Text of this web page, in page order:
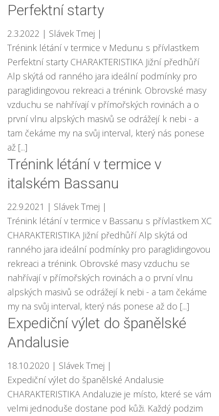
Perfektní starty
2.3.2022 | Slávek Tmej |
Trénink létání v termice v Medunu s přívlastkem
Perfektní starty CHARAKTERISTIKA Jižní předhůří
Alp skýtá od ranného jara ideální podmínky pro
paraglidingovou rekreaci a trénink. Obrovské masy
vzduchu se nahřívají v přímořských rovinách a o
první vlnu alpských masivů se odrážejí k nebi - a
tam čekáme my na svůj interval, který nás ponese
až [...]
Trénink létání v termice v
italském Bassanu
22.9.2021 | Slávek Tmej |
Trénink létání v termice v Bassanu s přívlastkem XC
CHARAKTERISTIKA Jižní předhůří Alp skýtá od
ranného jara ideální podmínky pro paraglidingovou
rekreaci a trénink. Obrovské masy vzduchu se
nahřívají v přímořských rovinách a o první vlnu
alpských masivů se odrážejí k nebi - a tam čekáme
my na svůj interval, který nás ponese až do [...]
Expediční výlet do španělské
Andalusie
18.10.2020 | Slávek Tmej |
Expediční výlet do španělské Andalusie
CHARAKTERISTIKA Andaluzie je místo, které se vám
velmi jednoduše dostane pod kůži. Každý podzim